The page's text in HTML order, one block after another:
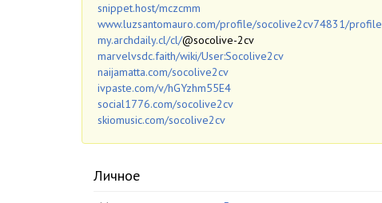
snippet.host/mczcmm
www.luzsantomauro.com/profile/socolive2cv74831/profile
my.archdaily.cl/cl/@socolive-2cv
marvelvsdc.faith/wiki/User:Socolive2cv
naijamatta.com/socolive2cv
ivpaste.com/v/hGYzhm55E4
social1776.com/socolive2cv
skiomusic.com/socolive2cv
Личное